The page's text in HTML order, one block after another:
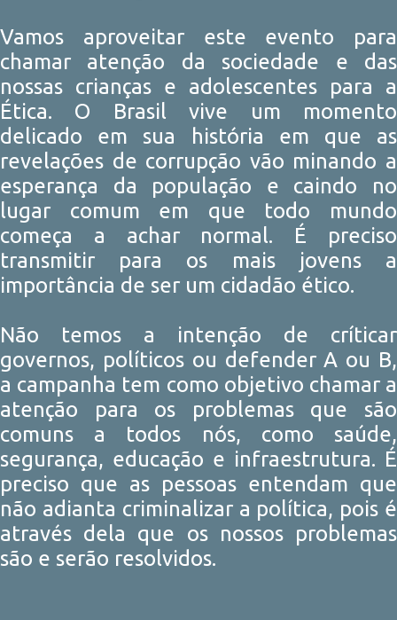
Vamos aproveitar este evento para
chamar atenção da sociedade e das
nossas crianças e adolescentes para a
Ética. O Brasil vive um momento
delicado em sua história em que as
revelações de corrupção vão minando a
esperança da população e caindo no
lugar comum em que todo mundo
começa a achar normal. É preciso
transmitir para os mais jovens a
importância de ser um cidadão ético.
Não temos a intenção de críticar
governos, políticos ou defender A ou B,
a campanha tem como objetivo chamar a
atenção para os problemas que são
comuns a todos nós, como saúde,
segurança, educação e infraestrutura. É
preciso que as pessoas entendam que
não adianta criminalizar a política, pois é
através dela que os nossos problemas
são e serão resolvidos.